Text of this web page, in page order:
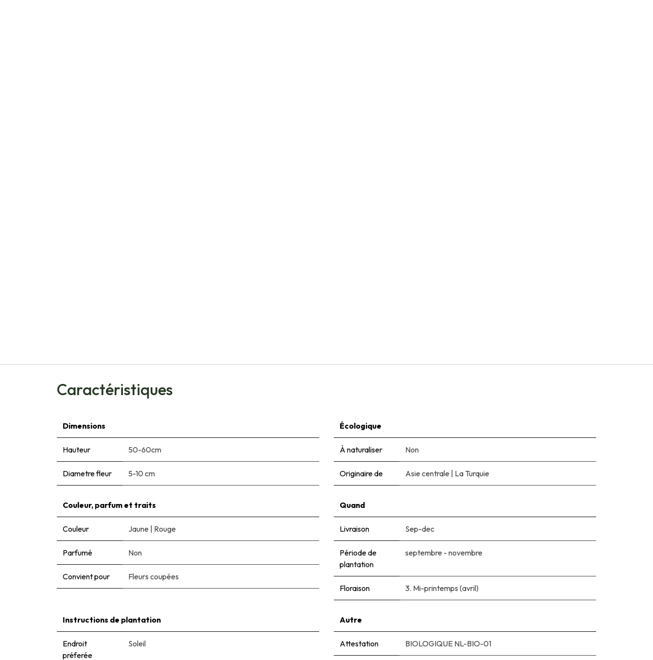
Caractéristiques
Dimensions
Hauteur 50-60cm
Diametre fleur 5-10 cm
Écologique
À naturaliser Non
Originaire de Asie centrale La Turquie
Couleur, parfum et traits
Couleur Jaune Rouge
Parfumé Non
Convient pour Fleurs coupées
Quand
Livraison Sep-dec
Période de
plantation
septembre - novembre
Floraison 3. Mi-printemps (avril)
Instructions de plantation
Endroit
préferée
Soleil
Autre
Attestation BIOLOGIQUE NL-BIO-01